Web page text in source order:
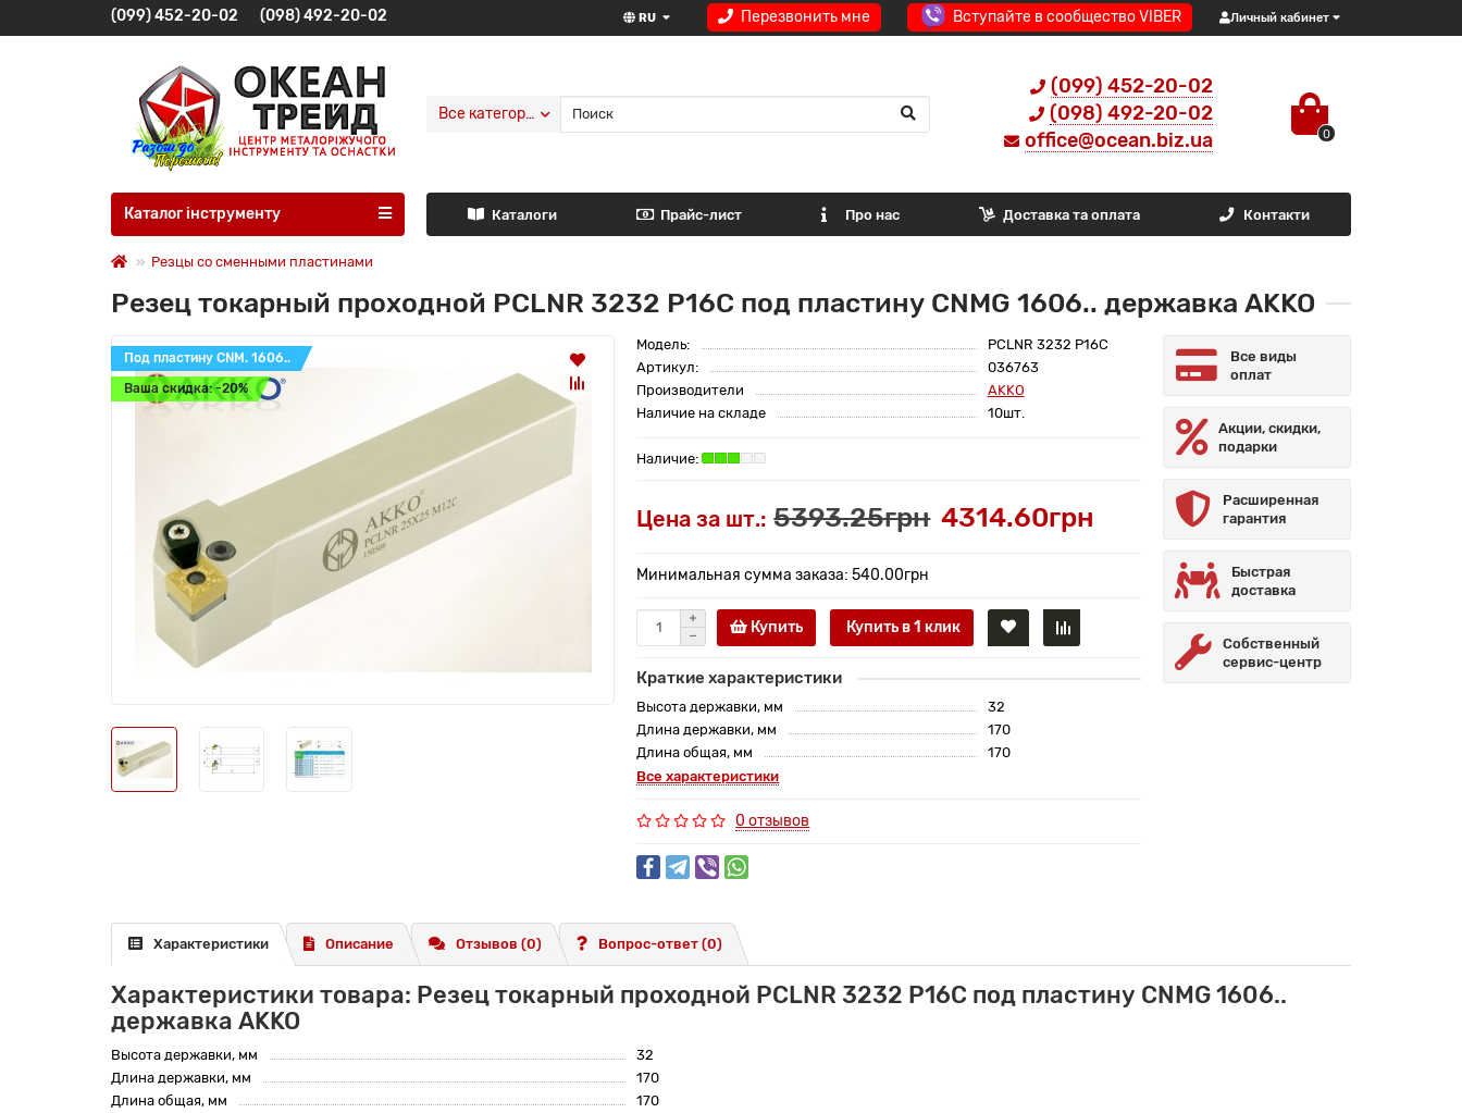
Перезвонить мне Вступайте в сообщество VIBER Личный кабинет
RU
(099) 452-20-02 (098) 492-20-02
(099) 452-20-02
(098) 492-20-02
office@ocean.biz.ua
0
Все категории
Каталог інструменту Каталоги Прайс-лист Про нас Доставка та оплата Контакти
Резцы со сменными пластинами
Резец токарный проходной PCLNR 3232 P16C под пластину CNMG 1606.. державка AKKO
Под пластину CNM. 1606..
Ваша скидка: -20%
Модель:
PCLNR 3232 P16C
Артикул:
036763
Производители
AKKO
Наличие на складе
10шт.
Цена за шт.: 5393.25грн 4314.60грн
Минимальная сумма заказа: 540.00грн
Купить Купить в 1 клик
Краткие характеристики
Высота державки, мм
32
Длина державки, мм
170
Длина общая, мм
170
Все характеристики
0 отзывов
Все виды
оплат
Акции, скидки,
подарки
Расширенная
гарантия
Быстрая
доставка
Собственный
сервис-центр
Характеристики Описание Отзывов (0) Вопрос-ответ (0)
Характеристики товара: Резец токарный проходной PCLNR 3232 P16C под пластину CNMG 1606..
державка AKKO
Высота державки, мм
32
Длина державки, мм
170
Длина общая, мм
170